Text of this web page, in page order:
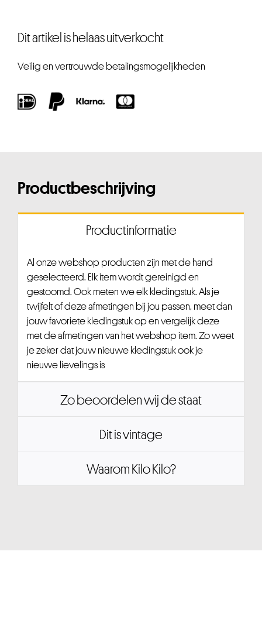
Dit artikel is helaas uitverkocht
Veilig en vertrouwde betalingsmogelijkheden
Productbeschrijving
Productinformatie
Al onze webshop producten zijn met de hand
geselecteerd. Elk item wordt gereinigd en
gestoomd. Ook meten we elk kledingstuk. Als je
twijfelt of deze afmetingen bij jou passen, meet dan
jouw favoriete kledingstuk op en vergelijk deze
met de afmetingen van het webshop item. Zo weet
je zeker dat jouw nieuwe kledingstuk ook je
nieuwe lievelings is
Zo beoordelen wij de staat
Dit is vintage
Waarom Kilo Kilo?